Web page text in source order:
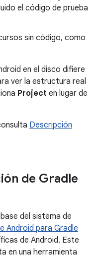
el código de prueba
sin código, como
en el disco difiere
ver la estructura real
Project en lugar de
Descripción
de Gradle
del sistema de
Android para Gradle
de Android. Este
en una herramienta